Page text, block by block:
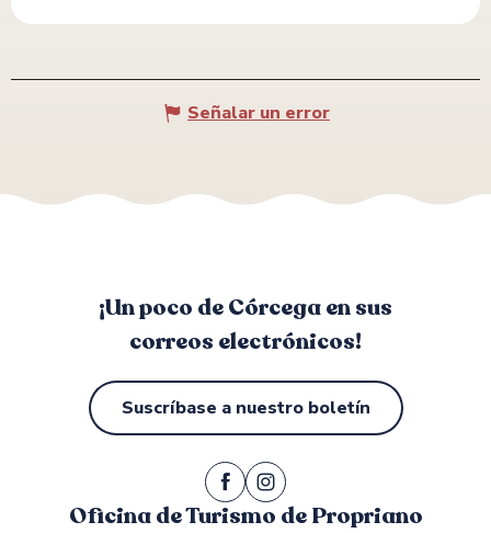
Señalar un error
¡Un poco de Córcega en sus
correos electrónicos!
Suscríbase a nuestro boletín
Oficina de Turismo de Propriano